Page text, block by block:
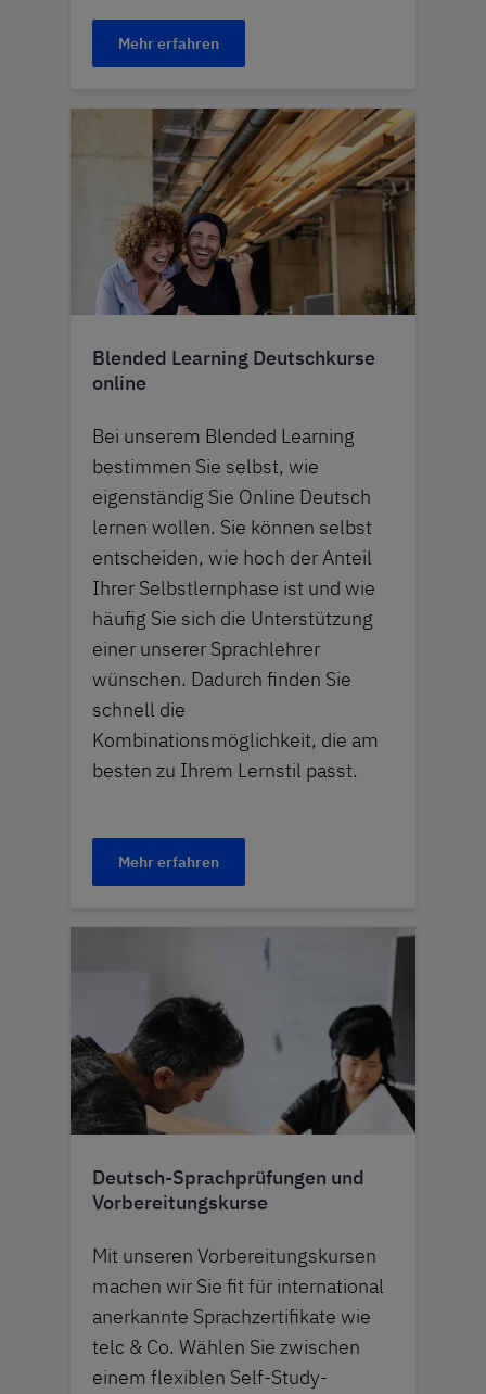
Mehr erfahren
Blended Learning Deutschkurse
online
Bei unserem Blended Learning
bestimmen Sie selbst, wie
eigenständig Sie Online Deutsch
lernen wollen. Sie können selbst
entscheiden, wie hoch der Anteil
Ihrer Selbstlernphase ist und wie
häufig Sie sich die Unterstützung
einer unserer Sprachlehrer
wünschen. Dadurch finden Sie
schnell die
Kombinationsmöglichkeit, die am
besten zu Ihrem Lernstil passt.
Mehr erfahren
Deutsch-Sprachprüfungen und
Vorbereitungskurse
Mit unseren Vorbereitungskursen
machen wir Sie fit für international
anerkannte Sprachzertifikate wie
telc & Co. Wählen Sie zwischen
einem flexiblen Self-Study-